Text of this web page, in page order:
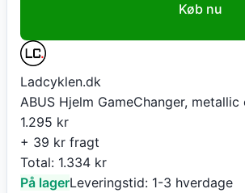
Køb nu
Ladcyklen.dk
ABUS Hjelm GameChanger,
1.295 kr
+ 39 kr fragt
Total: 1.334 kr
På lagerLeveringstid: 1-3 hverdage